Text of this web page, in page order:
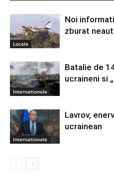
Locale
Noi
zburat
Internationale
Batalie de
ucraineni si
Internationale
Lavrov,
ucrainean